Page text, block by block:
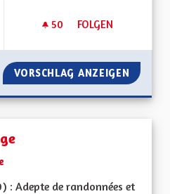
50 50 FOLLOWER
FOLGEN
CLIMAT, FAUNE,
VORSCHLAG ANZEIGEN
: Adepte de randonnées et